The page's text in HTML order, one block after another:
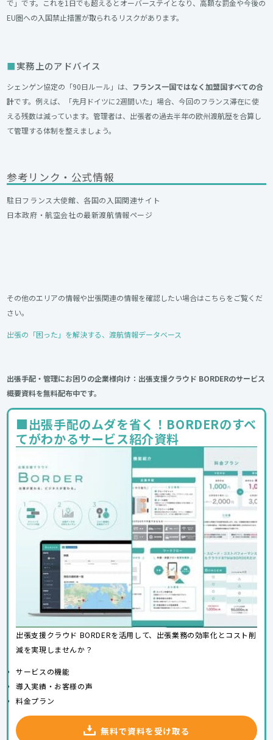
で」です。これを1日でも超えるとオーバーステイとなり、高額な罰金や今後の
EU圏への入国禁止措置が取られるリスクがあります。
実務上のアドバイス
シェンゲン協定の「90日ルール」は、 フランス一国ではなく加盟国すべての合
計です。例えば、「先月ドイツに2週間いた」場合、今回のフランス滞在に使
える残数は減っています。管理者は、出張者の過去半年の欧州渡航歴を合算し
て管理する体制を整えましょう。
参考リンク・公式情報
駐日フランス大使館、各国の入国関連サイト​
日本政府 ・航空会社の最新渡航情報ページ
その他のエリアの情報や出張関連の情報を確認したい場合はこちらをご覧くだ
さい。
出張の「困った」を解決する、渡航情報データベース
出張手配・管理にお困りの企業様向け：出張支援クラウド BORDERのサービス
概要資料を無料配布中です。
■出張手配のムダを省く！BORDERのすべ
てがわかるサービス紹介資料
出張支援クラウド BORDERを活用して、出張業務の効率化とコスト削
減を実現しませんか？
サービスの機能
導入実績・お客様の声
料金プラン
無料で資料を受け取る